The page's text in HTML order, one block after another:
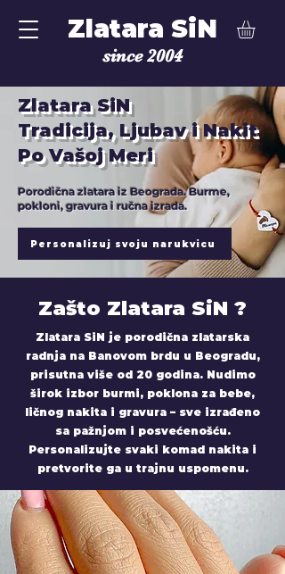
Zlatara SiN
since 2004
Zlatara SiN
Tradicija, Ljubav i Nakit
Po Vašoj Meri
Porodična zlatara iz Beograda. Burme,
pokloni, gravura i ručna izrada.
Personalizuj svoju narukvicu
Zašto Zlatara SiN ?
Zlatara SiN je porodična zlatarska
radnja na Banovom brdu u Beogradu,
prisutna više od 20 godina. Nudimo
širok izbor burmi, poklona za bebe,
ličnog nakita i gravura – sve izrađeno
sa pažnjom i posvećenošću.
Personalizujte svaki komad nakita i
pretvorite ga u trajnu uspomenu.